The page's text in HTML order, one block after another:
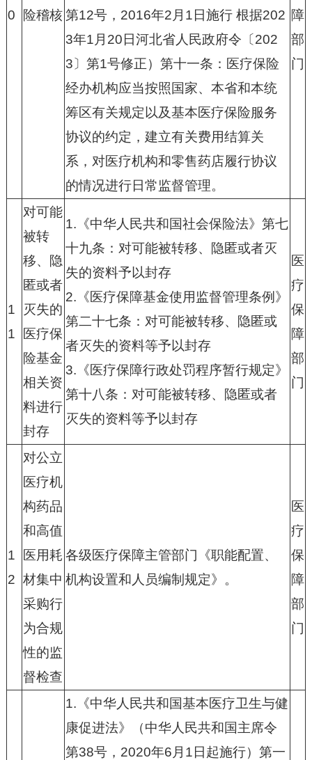
0 险稽核第12号， 2016年2 月 1 日施行 根据202
3年1 月 20 日河北省人民政府令〔 202
3 〕第1号修正）第十一条：医疗保险
经办机构应当按照国家、本省和本统
筹区有关规定以及基本医疗保险服务
协议的约定，建立有关费用结算关
系，对医疗机构和零售药店履行协议
的情况进行日常监督管理。
障
部
门
1
1
对可能
被转
移、隐
匿或者
灭失的
医疗保
险基金
相关资
料进行
封存
1. 《中华人民共和国社会保险法》第七
十九条：对可能被转移、隐匿或者灭
失的资料予以封存
2. 《医疗保障基金使用监督管理条例》
第二十七条：对可能被转移、隐匿或
者灭失的资料等予以封存
3. 《医疗保障行政处罚程序暂行规定》
第十八条：对可能被转移、隐匿或者
灭失的资料等予以封存
医
疗
保
障
部
门
1
2
对公立
医疗机
构药品
和高值
医用耗
材集中
采购行
为合规
性的监
督检查
各级医疗保障主管部门《职能配置、
机构设置和人员编制规定》。
医
疗
保
障
部
门
1. 《中华人民共和国基本医疗卫生与健
康促进法》（中华人民共和国主席令
第38号， 2020年6 月 1 日起施行）第一